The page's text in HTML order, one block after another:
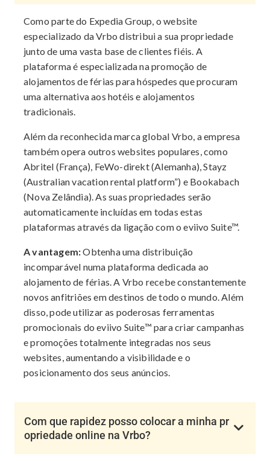
Como parte do Expedia Group, o website
especializado da Vrbo distribui a sua propriedade
junto de uma vasta base de clientes fiéis. A
plataforma é especializada na promoção de
alojamentos de férias para hóspedes que procuram
uma alternativa aos hotéis e alojamentos
tradicionais.
Além da reconhecida marca global Vrbo, a empresa
também opera outros websites populares, como
Abritel (França), FeWo-direkt (Alemanha), Stayz
(Australian vacation rental platform”) e Bookabach
(Nova Zelândia). As suas propriedades serão
automaticamente incluídas em todas estas
plataformas através da ligação com o eviivo Suite™.
A vantagem:Obtenha uma distribuição
incomparável numa plataforma dedicada ao
alojamento de férias. A Vrbo recebe constantemente
novos anfitriões em destinos de todo o mundo. Além
disso, pode utilizar as poderosas ferramentas
promocionais do eviivo Suite™ para criar campanhas
e promoções totalmente integradas nos seus
websites, aumentando a visibilidade e o
posicionamento dos seus anúncios.
Com que rapidez posso colocar a minha pr
opriedade online na Vrbo?